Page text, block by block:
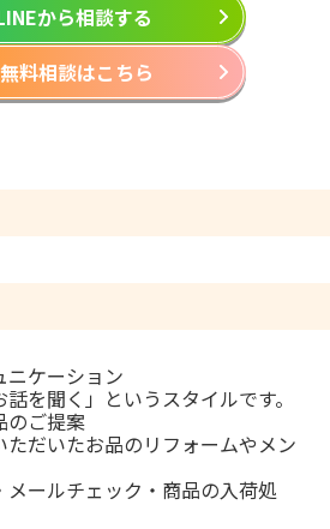
から相談する
無料相談はこちら
ケーション
を聞く」というスタイルです。
ご提案
だいたお品のリフォームやメン
ールチェック・商品の入荷処